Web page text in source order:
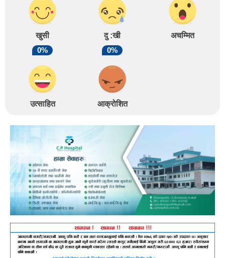
खुसी दु :खी
अचम्मित
0%
उत्साहित
0%
आक्रोशित